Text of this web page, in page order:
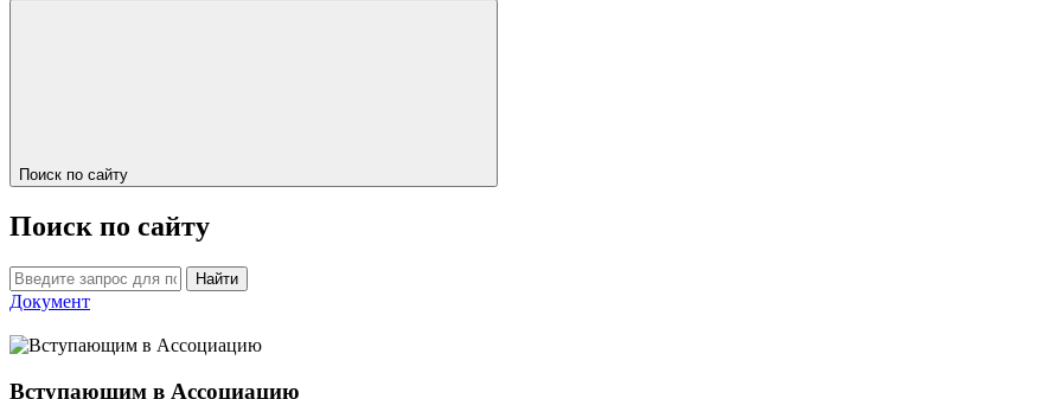
Поиск по сайту
Поиск по сайту
Найти
Документ
Вступающим в Ассоциацию